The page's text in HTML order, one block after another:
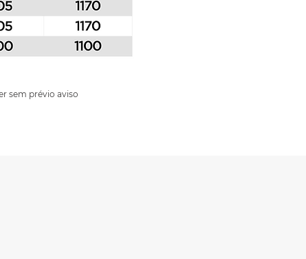
sem prévio aviso